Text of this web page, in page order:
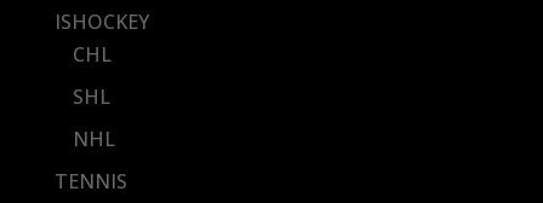
ISHOCKEY
CHL
SHL
NHL
TENNIS